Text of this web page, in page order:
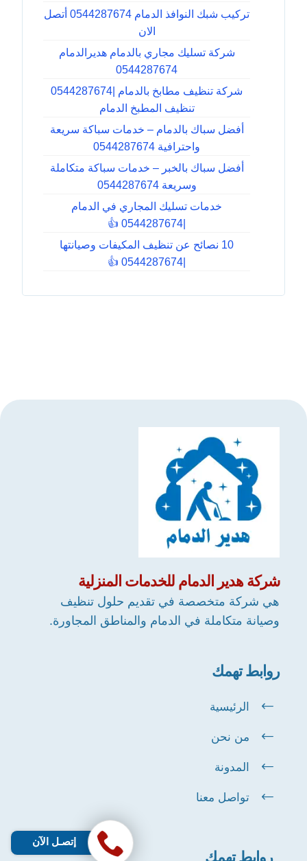
تركيب شبك النوافذ الدمام 0544287674 أتصل
الان
شركة تسليك مجاري بالدمام هديرالدمام
0544287674
شركة تنظيف مطابخ بالدمام |0544287674
تنظيف المطبخ الدمام
أفضل سباك بالدمام – خدمات سباكة سريعة
واحترافية 0544287674
أفضل سباك بالخبر – خدمات سباكة متكاملة
وسريعة 0544287674
خدمات تسليك المجاري في الدمام
10 نصائح عن تنظيف المكيفات وصيانتها
شركةهدير الدمام للخدمات المنزلية
هي شركة متخصصة في تقديم حلول تنظيف
وصيانة متكاملة في الدمام والمناطق المجاورة.
روابط تهمك
الرئيسية
من نحن
المدونة
تواصل معنا
روابط تهمك
إتصـل الآن